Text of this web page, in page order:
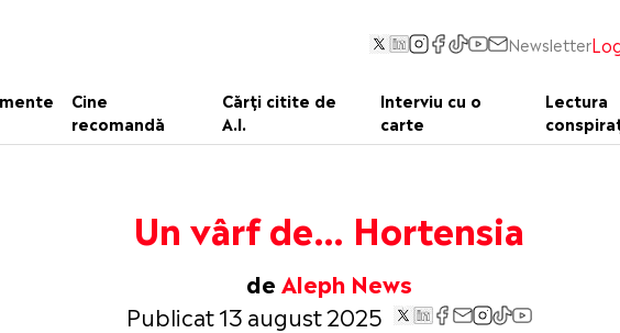
Newsletter
Cine
recomandă
Cărți citite de
A.I.
Interviu cu o
carte
Lectura
Un vârf de… Hortensia
de Aleph News
Publicat 13 august 2025